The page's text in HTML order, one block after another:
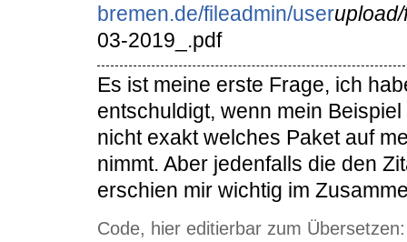
bremen.de/fileadmin/user
03-2019_.pdf
Es ist meine erste Frage, ich
entschuldigt, wenn mein
nicht exakt welches Paket auf
nimmt. Aber jedenfalls die den
erschien mir wichtig im
Code, hier editierbar zum Übersetzen: